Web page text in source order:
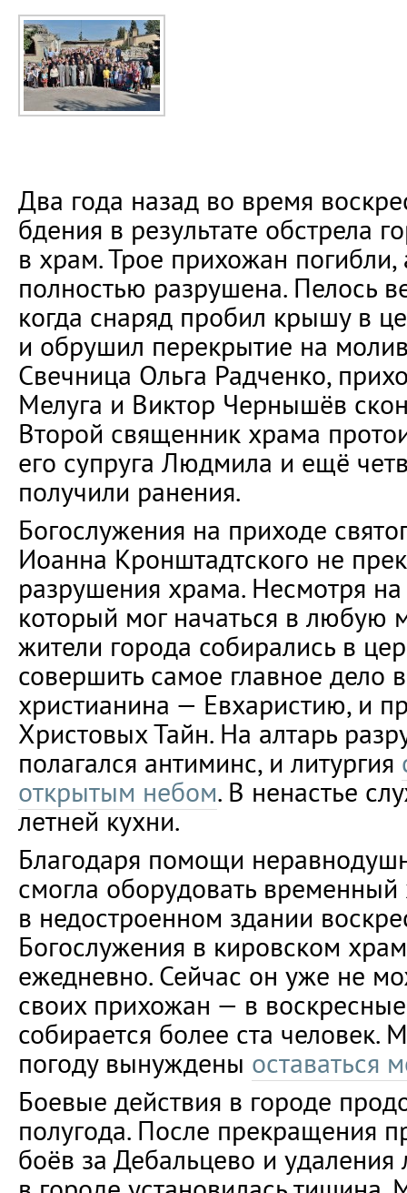
Два года назад во время
бдения в результате обстрела
в храм. Трое прихожан
полностью разрушена. Пелось
когда снаряд пробил крышу в
и обрушил перекрытие на
Свечница Ольга Радченко,
Мелуга и Виктор Чернышёв
Второй священник храма
его супруга Людмила и ещё
получили ранения.
Богослужения на приходе
Иоанна Кронштадтского не
разрушения храма. Несмотря на
который мог начаться в любую
жители города собирались в
совершить самое главное дело
христианина — Евхаристию, и
Христовых Тайн. На алтарь
полагался антиминс, и литургия
открытым небом. В ненастье
летней кухни.
Благодаря помощи
смогла оборудовать
в недостроенном здании
Богослужения в кировском
ежедневно. Сейчас он уже не
своих прихожан — в
собирается более ста человек.
погоду вынуждены оставаться
Боевые действия в городе
полугода. После прекращения
боёв за Дебальцево и